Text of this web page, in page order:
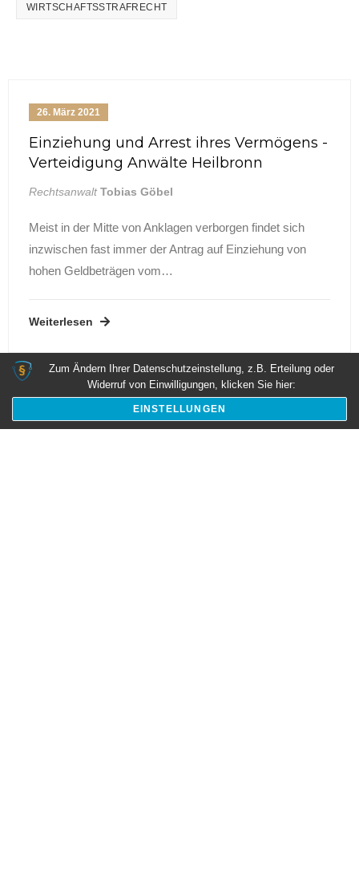
WIRTSCHAFTSSTRAFRECHT
26. März 2021
Einziehung und Arrest ihres Vermögens -
Verteidigung Anwälte Heilbronn
RechtsanwaltTobias Göbel
Meist in der Mitte von Anklagen verborgen findet sich
inzwischen fast immer der Antrag auf Einziehung von
hohen Geldbeträgen vom…
Weiterlesen
Zum Ändern Ihrer Datenschutzeinstellung, z.B. Erteilung oder
Widerruf von Einwilligungen, klicken Sie hier:
EINSTELLUNGEN